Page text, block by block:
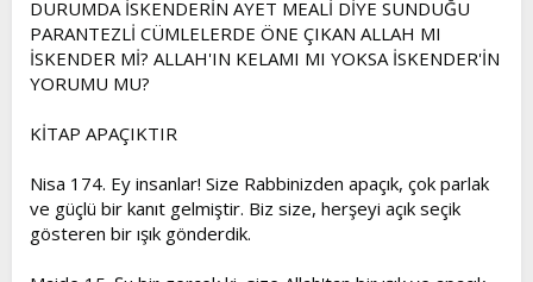
DURUMDA İSKENDERİN AYET MEALİ DİYE SUNDUĞU
PARANTEZLİ CÜMLELERDE ÖNE ÇIKAN ALLAH MI
İSKENDER Mİ? ALLAH'IN KELAMI MI YOKSA İSKENDER'İN
YORUMU MU?
KİTAP APAÇIKTIR
Nisa 174. Ey insanlar! Size Rabbinizden apaçık, çok parlak
ve güçlü bir kanıt gelmiştir. Biz size, herşeyi açık seçik
gösteren bir ışık gönderdik.